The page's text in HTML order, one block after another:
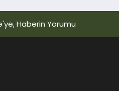
Haberin Yorumu